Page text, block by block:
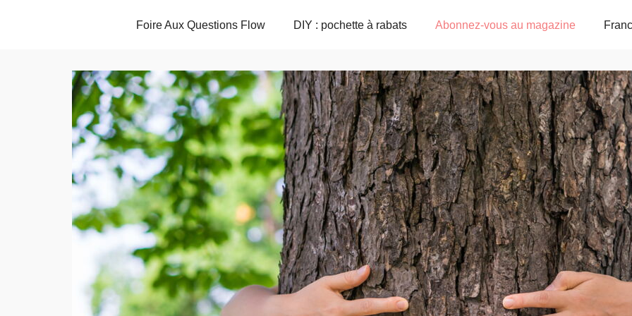
Foire Aux Questions Flow DIY : pochette à rabats Abonnez-vous au magazine